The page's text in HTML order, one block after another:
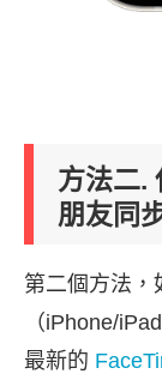
方法二.
朋友同
第二個方法，
（iPhone/
最新的